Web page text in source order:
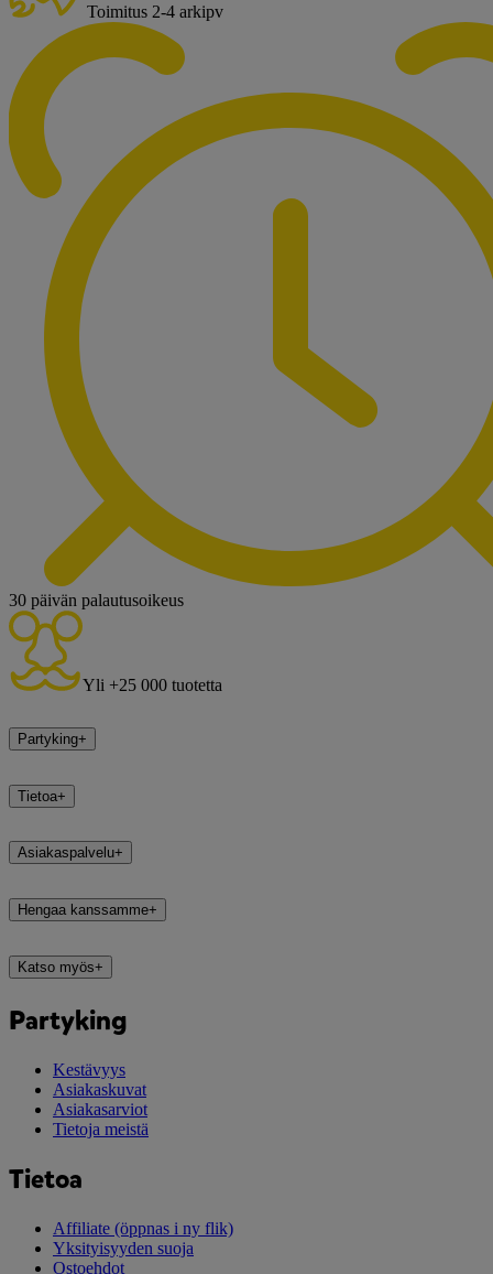
Toimitus 2-4 arkipv
30 päivän palautusoikeus
Yli +25 000 tuotetta
Partyking+
Tietoa+
Asiakaspalvelu+
Hengaa kanssamme+
Katso myös+
Partyking
Kestävyys
Asiakaskuvat
Asiakasarviot
Tietoja meistä
Tietoa
Affiliate (öppnas i ny flik)
Yksityisyyden suoja
Ostoehdot